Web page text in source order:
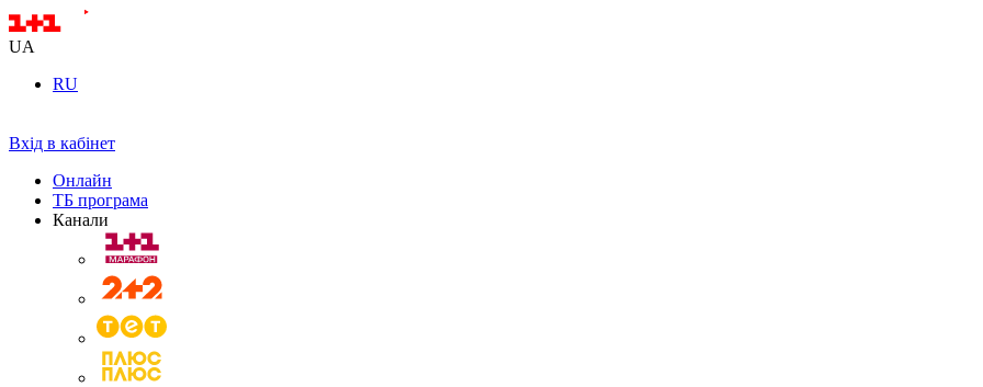
UA
RU
Вхід в кабінет
Онлайн
ТБ програма
Канали